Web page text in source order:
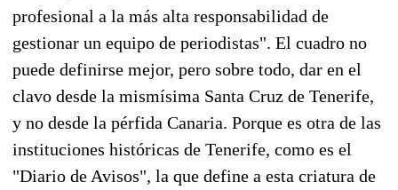
profesional a la más alta responsabilidad de
gestionar un equipo de periodistas". El cuadro no
puede definirse mejor, pero sobre todo, dar en el
clavo desde la mismísima Santa Cruz de Tenerife,
y no desde la pérfida Canaria. Porque es otra de las
instituciones históricas de Tenerife, como es el
"Diario de Avisos", la que define a esta criatura de